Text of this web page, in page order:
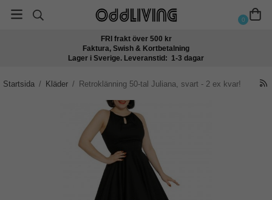
0
FRI frakt över 500 kr
Faktura, Swish & Kortbetalning
Lager i Sverige. Leveranstid: 1-3 dagar
Startsida / Kläder / Retroklänning 50-tal Juliana, svart - 2 ex kvar!